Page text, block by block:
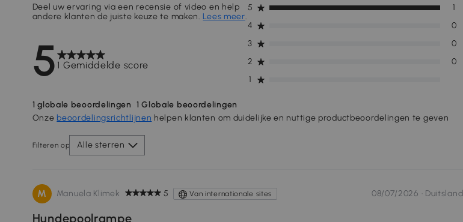
51 Gemiddelde score
Deel uw ervaring via een recensie of video en help
andere klanten de juiste keuze te maken. Lees meer.
1
2 0
3 0
4 0
5 1
1 globale beoordelingen 1 Globale beoordelingen
Onze beoordelingsrichtlijnen helpen klanten om duidelijke en nuttige productbeoordelingen te geven
Filteren op Alle sterren
M Manuela Klimek 5 Van internationale sites 08/07/2026 · Duitsland
Hundepoolrampe